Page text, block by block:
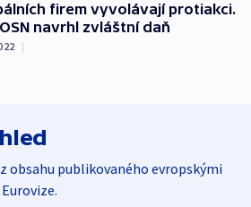
firem vyvolávají protiakci.
navrhl zvláštní daň
|
obsahu publikovaného evropskými